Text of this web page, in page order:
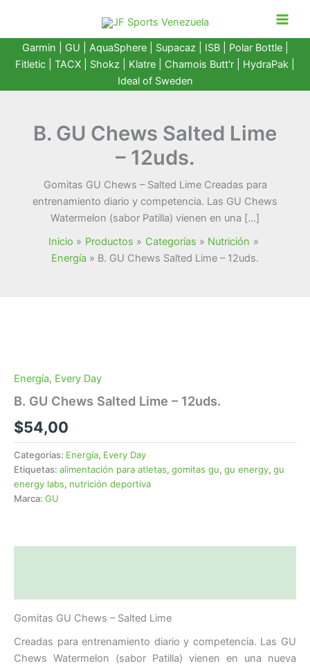
contenido
Garmin GU AquaSphere| Supacaz | ISB | Polar Bottle|
Fitletic
TACX Shokz Klatre Chamois Butt'r HydraPak
Ideal of Sweden
B. GU Chews Salted Lime
– 12uds.
Gomitas GU Chews – Salted Lime Creadas para
entrenamiento diario y competencia. Las GU Chews
Watermelon (sabor Patilla) vienen en una […]
Inicio
Productos Categorías
Nutrición
Energía
B. GU Chews Salted Lime – 12uds.
Energía, Every Day
B. GU Chews Salted Lime – 12uds.
$54,00
Categorías: Energía, Every Day
Etiquetas: alimentación para atletas, gomitas gu, gu energy, gu
energy labs, nutrición deportiva
Marca: GU
Gomitas GU Chews – Salted Lime
Creadas para entrenamiento diario y competencia. Las GU
Chews Watermelon (sabor Patilla) vienen en una nueva